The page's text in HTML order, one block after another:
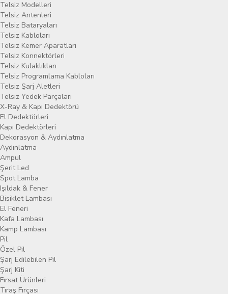
Telsiz Modelleri
Telsiz Antenleri
Telsiz Bataryaları
Telsiz Kabloları
Telsiz Kemer Aparatları
Telsiz Konnektörleri
Telsiz Kulaklıkları
Telsiz Programlama Kabloları
Telsiz Şarj Aletleri
Telsiz Yedek Parçaları
X-Ray & Kapı Dedektörü
El Dedektörleri
Kapı Dedektörleri
Dekorasyon & Aydınlatma
Aydınlatma
Ampul
Şerit Led
Spot Lamba
Işıldak & Fener
Bisiklet Lambası
El Feneri
Kafa Lambası
Kamp Lambası
Pil
Özel Pil
Şarj Edilebilen Pil
Şarj Kiti
Fırsat Ürünleri
Tıraş Fırçası